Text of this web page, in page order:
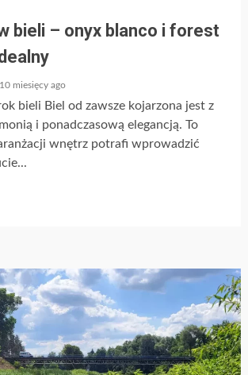
bieli – onyx blanco i forest
10 miesięcy ago
bieli Biel od zawsze kojarzona jest z
i ponadczasową elegancją. To
wnętrz potrafi wprowadzić